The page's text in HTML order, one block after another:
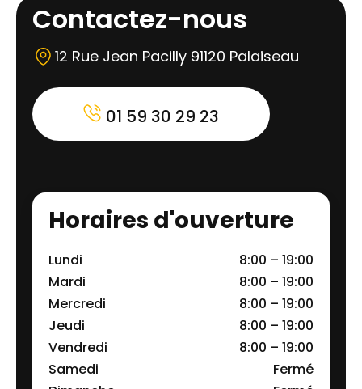
Contactez-nous
12 Rue Jean Pacilly 91120 Palaiseau
01 59 30 29 23
Horaires d'ouverture
Lundi
8:00 – 19:00
Mardi
8:00 – 19:00
Mercredi
8:00 – 19:00
Jeudi
8:00 – 19:00
Vendredi
8:00 – 19:00
Samedi
Fermé